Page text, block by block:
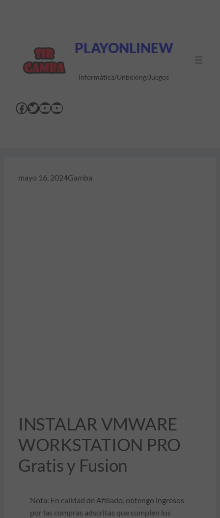
PLAYONLINEW
Informática/Unboxing/Juegos
Facebook
Twitter
YouTube
YouTube
mayo 16, 2024Gamba
INSTALAR VMWARE
WORKSTATION PRO
Gratis y Fusion
Nota: En calidad de Afiliado, obtengo ingresos
por las compras adscritas que cumplen los